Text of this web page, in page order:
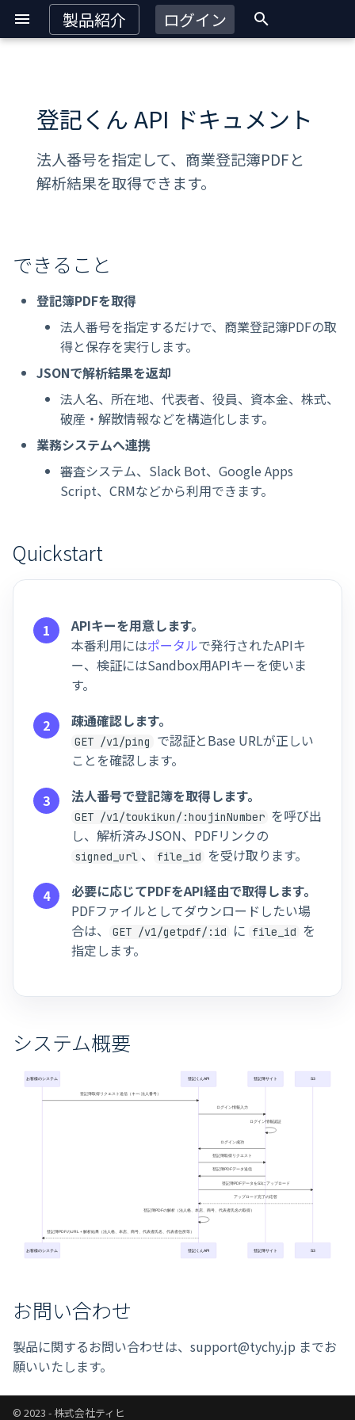
製品紹介 ログイン
できること
システム概要
登記くん API ドキュメント
法人番号を指定して、商業登記簿PDFと
解析結果を取得できます。
できること
登記簿PDFを取得
法人番号を指定するだけで、商業登記簿PDFの取
得と保存を実行します。
JSONで解析結果を返却
法人名、所在地、代表者、役員、資本金、株式、
破産・解散情報などを構造化します。
業務システムへ連携
審査システム、Slack Bot、Google Apps
Script、CRMなどから利用できます。
Quickstart
APIキーを用意します。
本番利用にはポータルで発行されたAPIキ
ー、検証にはSandbox用APIキーを使いま
す。
疎通確認します。
GET /v1/ping
で認証とBase URLが正しい
ことを確認します。
法人番号で登記簿を取得します。
GET /v1/toukikun/:houjinNumber を呼び出
し、解析済みJSON、PDFリンクの
signed_url 、 file_id
を受け取ります。
必要に応じてPDFをAPI経由で取得します。
PDFファイルとしてダウンロードしたい場
合は、
GET /v1/getpdf/:id に file_id
を
指定します。
システム概要
お客様のシステム 登記くんAPI 登記簿サイト S3
登記簿取得リクエスト送信（キー: 法人番号）
ログイン情報入力
ログイン情報認証
ログイン成功
登記簿取得リクエスト
登記簿PDFデータ送信
登記簿PDFデータをS3にアップロード
アップロード完了の応答
登記簿PDFの解析（法人格、本店、商号、代表者氏名の取得）
登記簿PDFのURL + 解析結果（法人格、本店、商号、代表者氏名、代表者住所等）
お客様のシステム 登記くんAPI 登記簿サイト S3
お問い合わせ
製品に関するお問い合わせは、support@tychy.jp までお
願いいたします。
© 2023 - 株式会社ティヒ